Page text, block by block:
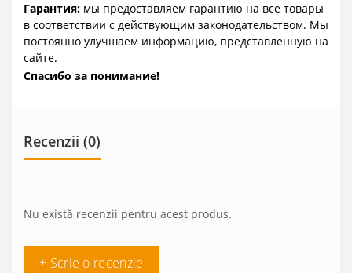
Гарантия: мы предоставляем гарантию на все товары
в соответствии с действующим законодательством. Мы
постоянно улучшаем информацию, представленную на
сайте.
Спасибо за понимание!
Recenzii (0)
Nu există recenzii pentru acest produs.
+ Scrie o recenzie